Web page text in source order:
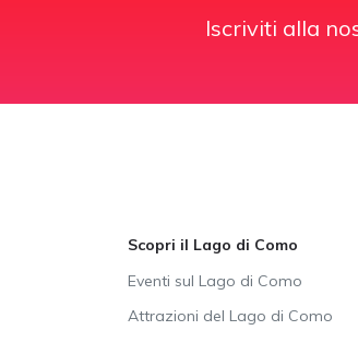
Iscriviti alla
Scopri il Lago di Como
Eventi sul Lago di Como
Attrazioni del Lago di Como